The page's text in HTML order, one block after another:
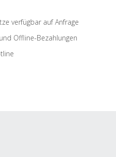
verfügbar auf Anfrage
Offline-Bezahlungen